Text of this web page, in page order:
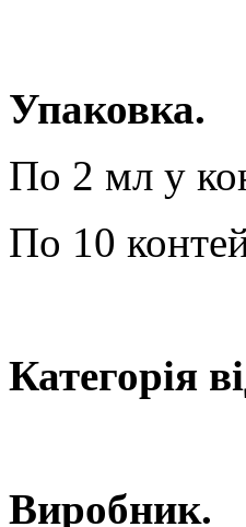
Упаковка.
По 2 мл у
По 10
Категорія
Виробник.